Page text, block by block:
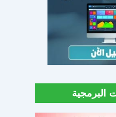
البرمجية